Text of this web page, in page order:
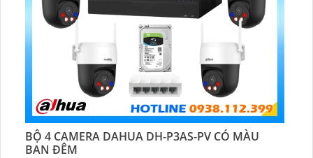
BỘ 4 CAMERA DAHUA DH-P3AS-PV CÓ MÀU
BAN ĐÊM